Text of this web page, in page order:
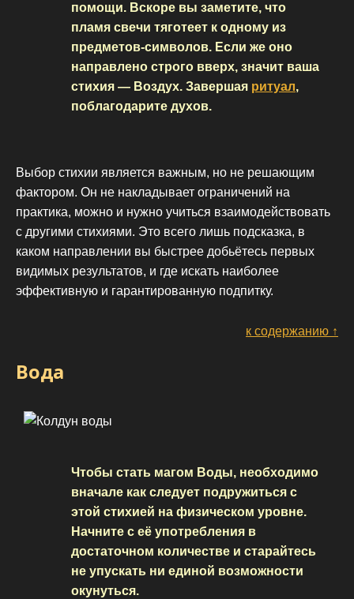
помощи. Вскоре вы заметите, что
пламя свечи тяготеет к одному из
предметов-символов. Если же оно
направлено строго вверх, значит ваша
стихия — Воздух. Завершая ритуал,
поблагодарите духов.
Выбор стихии является важным, но не решающим
фактором. Он не накладывает ограничений на
практика, можно и нужно учиться взаимодействовать
с другими стихиями. Это всего лишь подсказка, в
каком направлении вы быстрее добьётесь первых
видимых результатов, и где искать наиболее
эффективную и гарантированную подпитку.
к содержанию ↑
Вода
Чтобы стать магом Воды, необходимо
вначале как следует подружиться с
этой стихией на физическом уровне.
Начните с её употребления в
достаточном количестве и старайтесь
не упускать ни единой возможности
окунуться.